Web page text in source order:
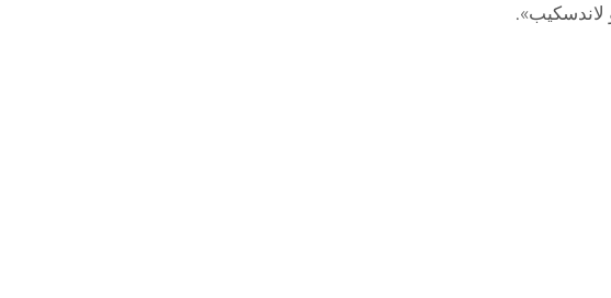
لاندسكيب».